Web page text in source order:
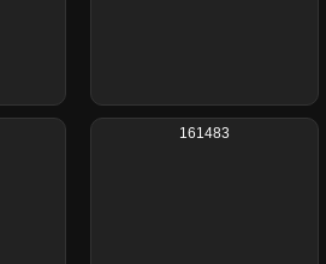
161483